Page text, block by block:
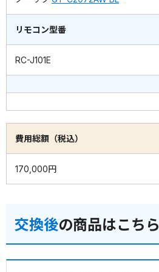
リモコン型番
RC-J101E
費用総額（税込）
170,000円
交換後の商品はこちら